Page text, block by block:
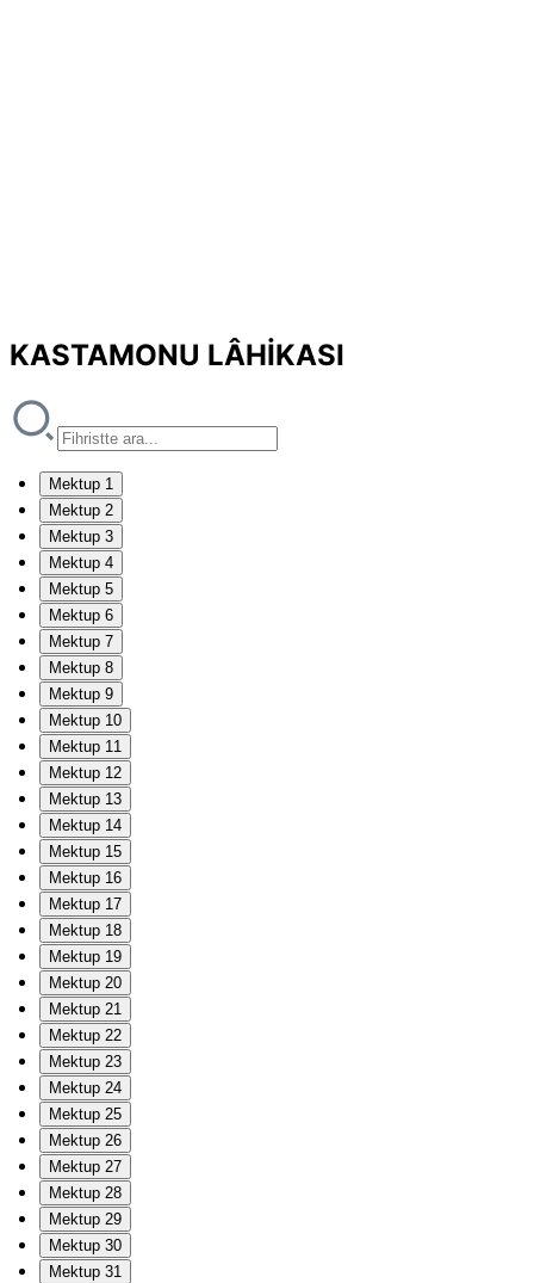
KASTAMONU LÂHİKASI
Mektup 1
Mektup 2
Mektup 3
Mektup 4
Mektup 5
Mektup 6
Mektup 7
Mektup 8
Mektup 9
Mektup 10
Mektup 11
Mektup 12
Mektup 13
Mektup 14
Mektup 15
Mektup 16
Mektup 17
Mektup 18
Mektup 19
Mektup 20
Mektup 21
Mektup 22
Mektup 23
Mektup 24
Mektup 25
Mektup 26
Mektup 27
Mektup 28
Mektup 29
Mektup 30
Mektup 31